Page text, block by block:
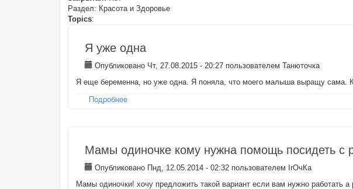
Раздел: Красота и Здоровье
Topics:
Я уже одна
Опубликовано Чт, 27.08.2015 - 20:27 пользователем Танюточка
Я еще беременна, но уже одна. Я поняла, что моего малыша выращу сама.
Подробнеео Я уже одна
Мамы одиночке кому нужна помощь посидеть с
Опубликовано Пнд, 12.05.2014 - 02:32 пользователем IrОчКа
Мамы одиночки! хочу предложить такой вариант если вам нужно работать